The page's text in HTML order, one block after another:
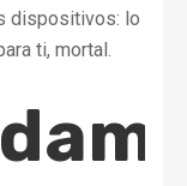
dispositivos: lo
ti, mortal.